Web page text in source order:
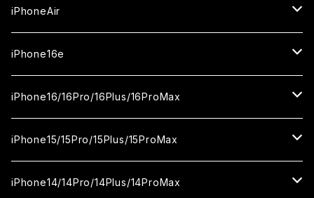
セラミックフィルム
カメラ用フィルム
iPhone17
ガラスフィルム
セラミックフィルム
iPhone17Pro
ガラスフィルム
セラミックフィルム
iPhone17proMax
ガラスフィルム
セラミックフィルム
iPhoneAir
ガラスフィルム
セラミックフィルム
カメラ用フィルム
iPhone16e
ガラスフィルム
セラミックフィルム
カメラ用フィルム
iPhone16/16Pro/16Plus/16ProMax
iPhone16
ガラスフィルム
iPhone16Pro
iPhone15/15Pro/15Plus/15ProMax
iPhone15
iPhone14/14Pro/14Plus/14ProMax